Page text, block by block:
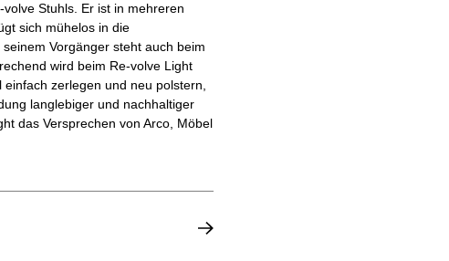
Stuhls. Er ist in mehreren
sich mühelos in die
Vorgänger steht auch beim
wird beim Re-volve Light
zerlegen und neu polstern,
langlebiger und nachhaltiger
das Versprechen von Arco, Möbel